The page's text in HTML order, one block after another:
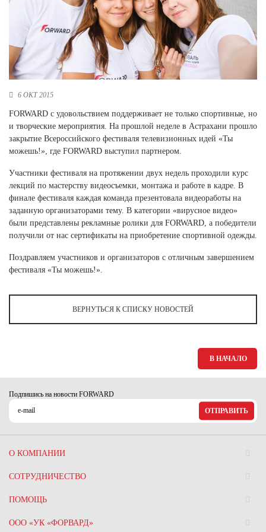
Новосибирская область (3)
Омская область (5)
Республика Башкортостан (3)
Республика Крым (1)
Республика Татарстан (2)
Ростовская область (2)
Самарская область (1)
Санкт-Петербург и ЛО (3)
Саратовская область (1)
Свердловская область (5)
Смоленская область (1)
Ставропольский край (5)
Томская область (1)
Тульская область (1)
Тюменская область (3)
Хакасия (1)
Ханты-Мансийский автономный округ (3)
Ямало-Ненецкий автономный округ (1)
Ярославская область (1)
6 ОКТ 2015
FORWARD с удовольствием поддерживает не только спортивные, но
и творческие мероприятия. На прошлой неделе в Астрахани прошло
закрытие Всероссийского фестиваля телевизионных идей «Ты
можешь!», где FORWARD выступил партнером.
Участники фестиваля на протяжении двух недель проходили курс
лекций по мастерству видеосъемки, монтажа и работе в кадре. В
финале фестиваля каждая команда презентовала видеоработы на
заданную организаторами тему. В категории «вирусное видео»
были представлены рекламные ролики для FORWARD, а победители
получили от нас сертификаты на приобретение спортивной одежды.
Поздравляем участников и организаторов с отличным завершением
фестиваля «Ты можешь!».
ВЕРНУТЬСЯ К СПИСКУ НОВОСТЕЙ
В НАЧАЛО
Подпишись на новости FORWARD
ОТПРАВИТЬ
О КОМПАНИИ
СОТРУДНИЧЕСТВО
ПОМОЩЬ
ООО «УК «ФОРВАРД»